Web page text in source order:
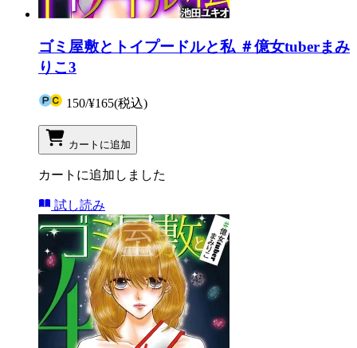
ゴミ屋敷とトイプードルと私 ＃億女tuberまみ
りこ3
150/¥165(税込)
カートに追加
カートに追加しました
試し読み